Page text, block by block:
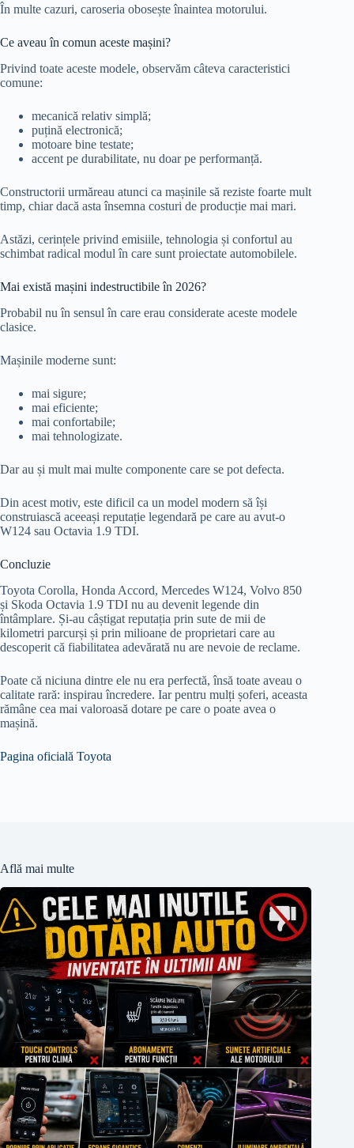
În multe cazuri, caroseria obosește înaintea motorului.
Ce aveau în comun aceste mașini?
Privind toate aceste modele, observăm câteva caracteristici
comune:
mecanică relativ simplă;
puțină electronică;
motoare bine testate;
accent pe durabilitate, nu doar pe performanță.
Constructorii urmăreau atunci ca mașinile să reziste foarte mult
timp, chiar dacă asta însemna costuri de producție mai mari.
Astăzi, cerințele privind emisiile, tehnologia și confortul au
schimbat radical modul în care sunt proiectate automobilele.
Mai există mașini indestructibile în 2026?
Probabil nu în sensul în care erau considerate aceste modele
clasice.
Mașinile moderne sunt:
mai sigure;
mai eficiente;
mai confortabile;
mai tehnologizate.
Dar au și mult mai multe componente care se pot defecta.
Din acest motiv, este dificil ca un model modern să își
construiască aceeași reputație legendară pe care au avut-o
W124 sau Octavia 1.9 TDI.
Concluzie
Toyota Corolla, Honda Accord, Mercedes W124, Volvo 850
și Skoda Octavia 1.9 TDI nu au devenit legende din
întâmplare. Și-au câștigat reputația prin sute de mii de
kilometri parcurși și prin milioane de proprietari care au
descoperit că fiabilitatea adevărată nu are nevoie de reclame.
Poate că niciuna dintre ele nu era perfectă, însă toate aveau o
calitate rară: inspirau încredere. Iar pentru mulți șoferi, aceasta
rămâne cea mai valoroasă dotare pe care o poate avea o
mașină.
Pagina oficială Toyota
Află mai multe